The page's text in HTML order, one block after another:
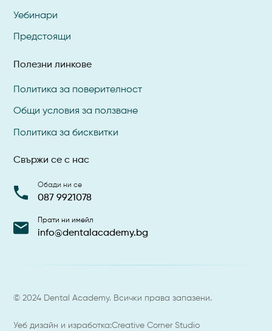
Уебинари
Предстоящи
Полезни линкове
Политика за поверителност
Общи условия за ползване
Политика за бисквитки
Свържи се с нас
Обади ни се
087 9921078
Прати ни имейл
info@dentalacademy.bg
© 2024 Dental Academy. Всички права запазени.
Уеб дизайн и изработка:Creative Corner Studio